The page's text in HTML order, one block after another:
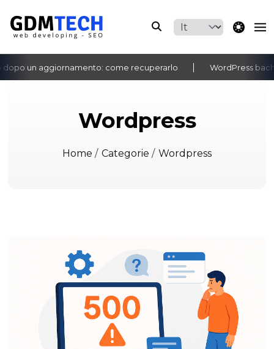
theme
un aggiornamento: come recuperarlo WordPress
‹ ›
Wordpress
Home / Categorie / Wordpress